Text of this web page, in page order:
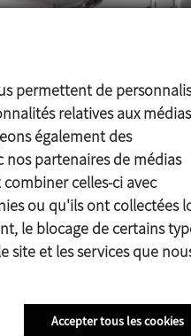
pompes
production de pompes
(tels que l’EHEDG
Elle vise
façon manuelle ou
une pompe de
de qualité alimentaire
µm ou moins,
non conformités, des
permettent de
relatives aux médias
également des
partenaires de médias
celles-ci avec
ou qu'ils ont collectées
le blocage de certains
site et les services que
Accepter tous les cookies